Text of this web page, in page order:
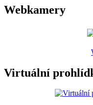
Webkamery
Virtuální